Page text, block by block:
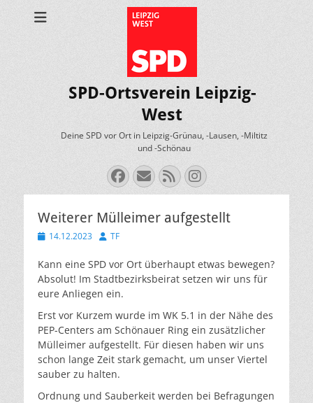
SPD-Ortsverein Leipzig-
West
Deine SPD vor Ort in Leipzig-Grünau, -Lausen, -Miltitz
und -Schönau
Facebook
E-
Mail
FeedInstagram
Weiterer Mülleimer aufgestellt
Veröffentlicht
14.12.2023 Autor
TF
Kann eine SPD vor Ort überhaupt etwas bewegen?
Absolut! Im Stadtbezirksbeirat setzen wir uns für
eure Anliegen ein.
Erst vor Kurzem wurde im WK 5.1 in der Nähe des
PEP-Centers am Schönauer Ring ein zusätzlicher
Mülleimer aufgestellt. Für diesen haben wir uns
schon lange Zeit stark gemacht, um unser Viertel
sauber zu halten.
Ordnung und Sauberkeit werden bei Befragungen